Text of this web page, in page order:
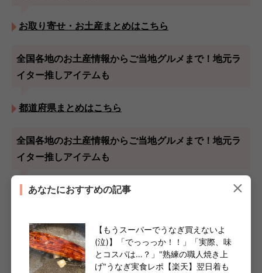
お取り寄せ・お土産まとめはこちら
全国各地のお土産情報からご当地グルメまで！地元ラ
イター推しアイテムも
都道府県まとめはこちら
全国各地のお土産情報からご当地グルメまで！地元ラ
イター推しアイテムも
長崎まとめはこちら
この記事を書いた人
ヨムーノ 編集部
あなたにおすすめの記事
【もうスーパーでうなぎ買えないよ
(泣)】「でっっっか！！」「実際、味
とコスパは…？」"熟練の職人焼き上
げ"うなぎ実食レポ【楽天】翌日着も